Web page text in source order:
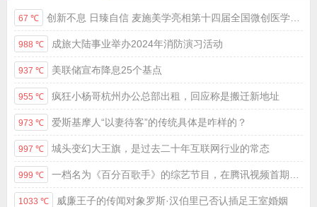
67 ℃ 创新不息 日臻自信 麦施美学亮相第十四届全国微创医学美容大会
988 ℃ 成旅大陆事业举办2024年消防演习活动
937 ℃ 美联储宣布降息25个基点
955 ℃ 疯狂小杨哥杭州办公总部出租，回应称是搬迁新地址
973 ℃ 爱斯基摩人“以妻待客”的传统具体是咋样的？
997 ℃ 城头变幻大王旗，是过去二十年互联网行业的常态
999 ℃ 一档名为《百分百歌手》的综艺节目，在腾讯视频首期上线
1033 ℃ 威廉王子的传闻对象罗斯·汉伯里已否认插足王室婚姻